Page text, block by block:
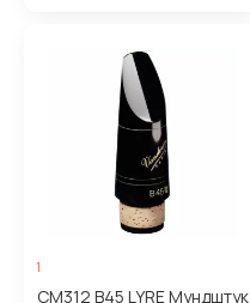
1
CM312 B45 LYRE Мундштук